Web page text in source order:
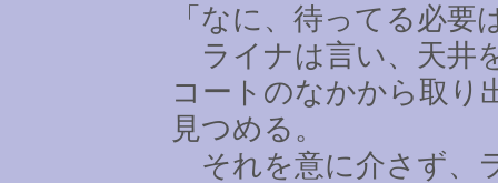
「なに、待ってる必要
ライナは言い、天井
コートのなかから取り
見つめる。
それを意に介さず、